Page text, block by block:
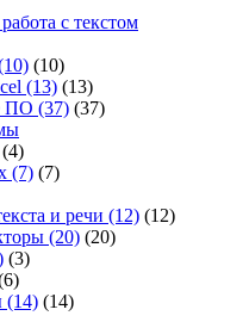
с текстом
(10)
(13) (13)
ПО (37) (37)
(4)
(7) (7)
и речи (12) (12)
(20) (20)
(3)
(14) (14)